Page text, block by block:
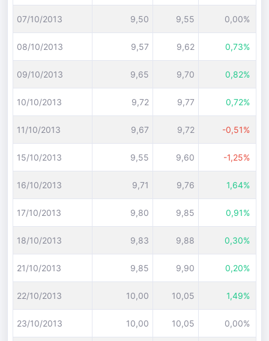
07/10/2013 9,50 9,55 0,00%
08/10/2013 9,57 9,62 0,73%
09/10/2013 9,65 9,70 0,82%
10/10/2013 9,72 9,77 0,72%
11/10/2013 9,67 9,72 -0,51%
15/10/2013 9,55 9,60 -1,25%
16/10/2013 9,71 9,76 1,64%
17/10/2013 9,80 9,85 0,91%
18/10/2013 9,83 9,88 0,30%
21/10/2013 9,85 9,90 0,20%
22/10/2013 10,00 10,05 1,49%
23/10/2013 10,00 10,05 0,00%